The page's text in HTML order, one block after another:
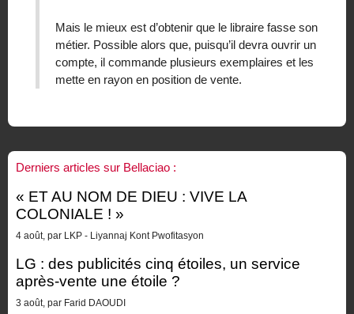
Mais le mieux est d’obtenir que le libraire fasse son
métier. Possible alors que, puisqu’il devra ouvrir un
compte, il commande plusieurs exemplaires et les
mette en rayon en position de vente.
Derniers articles sur Bellaciao :
« ET AU NOM DE DIEU : VIVE LA
COLONIALE ! »
4 août, par LKP - Liyannaj Kont Pwofitasyon
LG : des publicités cinq étoiles, un service
après-vente une étoile ?
3 août, par Farid DAOUDI